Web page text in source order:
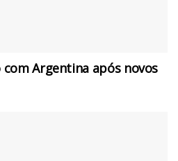
Argentina após novos